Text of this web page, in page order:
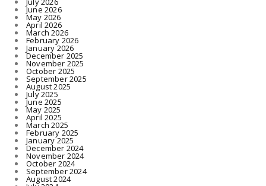
June 2026
May 2026
April 2026
March 2026
February 2026
January 2026
December 2025
November 2025
October 2025
September 2025
August 2025
July 2025
June 2025
May 2025
April 2025
March 2025
February 2025
January 2025
December 2024
November 2024
October 2024
September 2024
August 2024